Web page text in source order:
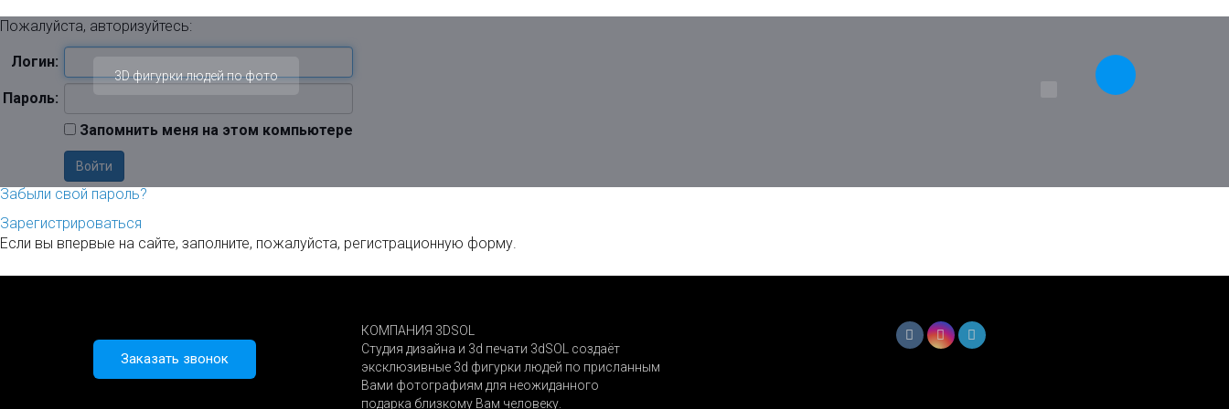
3D фигурки людей по фото
Пожалуйста, авторизуйтесь:
Логин:
Пароль:
Запомнить меня на этом компьютере
Забыли свой пароль?
Зарегистрироваться
Если вы впервые на сайте, заполните, пожалуйста, регистрационную форму.
Заказать звонок
КОМПАНИЯ 3DSOL
Студия дизайна и 3d печати 3dSOL создаёт
эксклюзивные 3d фигурки людей по присланным
Вами фотографиям для неожиданного
подарка близкому Вам человеку.